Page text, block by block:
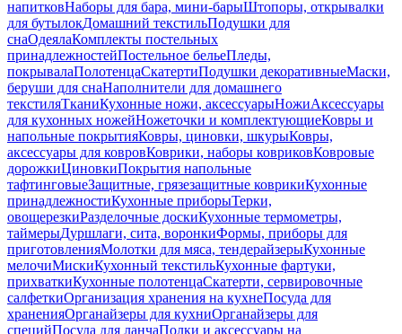
напитковНаборы для бара, мини-барыШтопоры, открывалки
для бутылокДомашний текстильПодушки для
снаОдеялаКомплекты постельных
принадлежностейПостельное бельеПледы,
покрывалаПолотенцаСкатертиПодушки декоративныеМаски,
беруши для снаНаполнители для домашнего
текстиляТканиКухонные ножи, аксессуарыНожиАксессуары
для кухонных ножейНожеточки и комплектующиеКовры и
напольные покрытияКовры, циновки, шкурыКовры,
аксессуары для ковровКоврики, наборы ковриковКовровые
дорожкиЦиновкиПокрытия напольные
тафтинговыеЗащитные, грязезащитные коврикиКухонные
принадлежностиКухонные приборыТерки,
овощерезкиРазделочные доскиКухонные термометры,
таймерыДуршлаги, сита, воронкиФормы, приборы для
приготовленияМолотки для мяса, тендерайзерыКухонные
мелочиМискиКухонный текстильКухонные фартуки,
прихваткиКухонные полотенцаСкатерти, сервировочные
салфеткиОрганизация хранения на кухнеПосуда для
храненияОрганайзеры для кухниОрганайзеры для
специйПосуда для ланчаПолки и аксессуары на